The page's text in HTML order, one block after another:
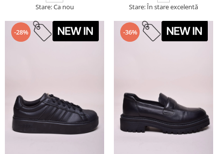
Stare: Ca nou
Stare: În stare excelentă
-28% -36%